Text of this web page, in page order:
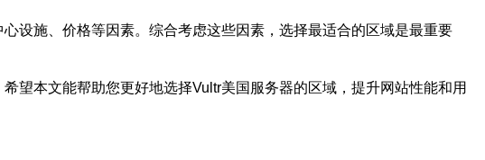
设施、价格等因素。综合考虑这些因素，选择最适合的区域是最重要
望本文能帮助您更好地选择Vultr美国服务器的区域，提升网站性能和用